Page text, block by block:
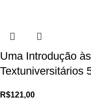
Uma Introdução
Textuniversitários
R$121,00